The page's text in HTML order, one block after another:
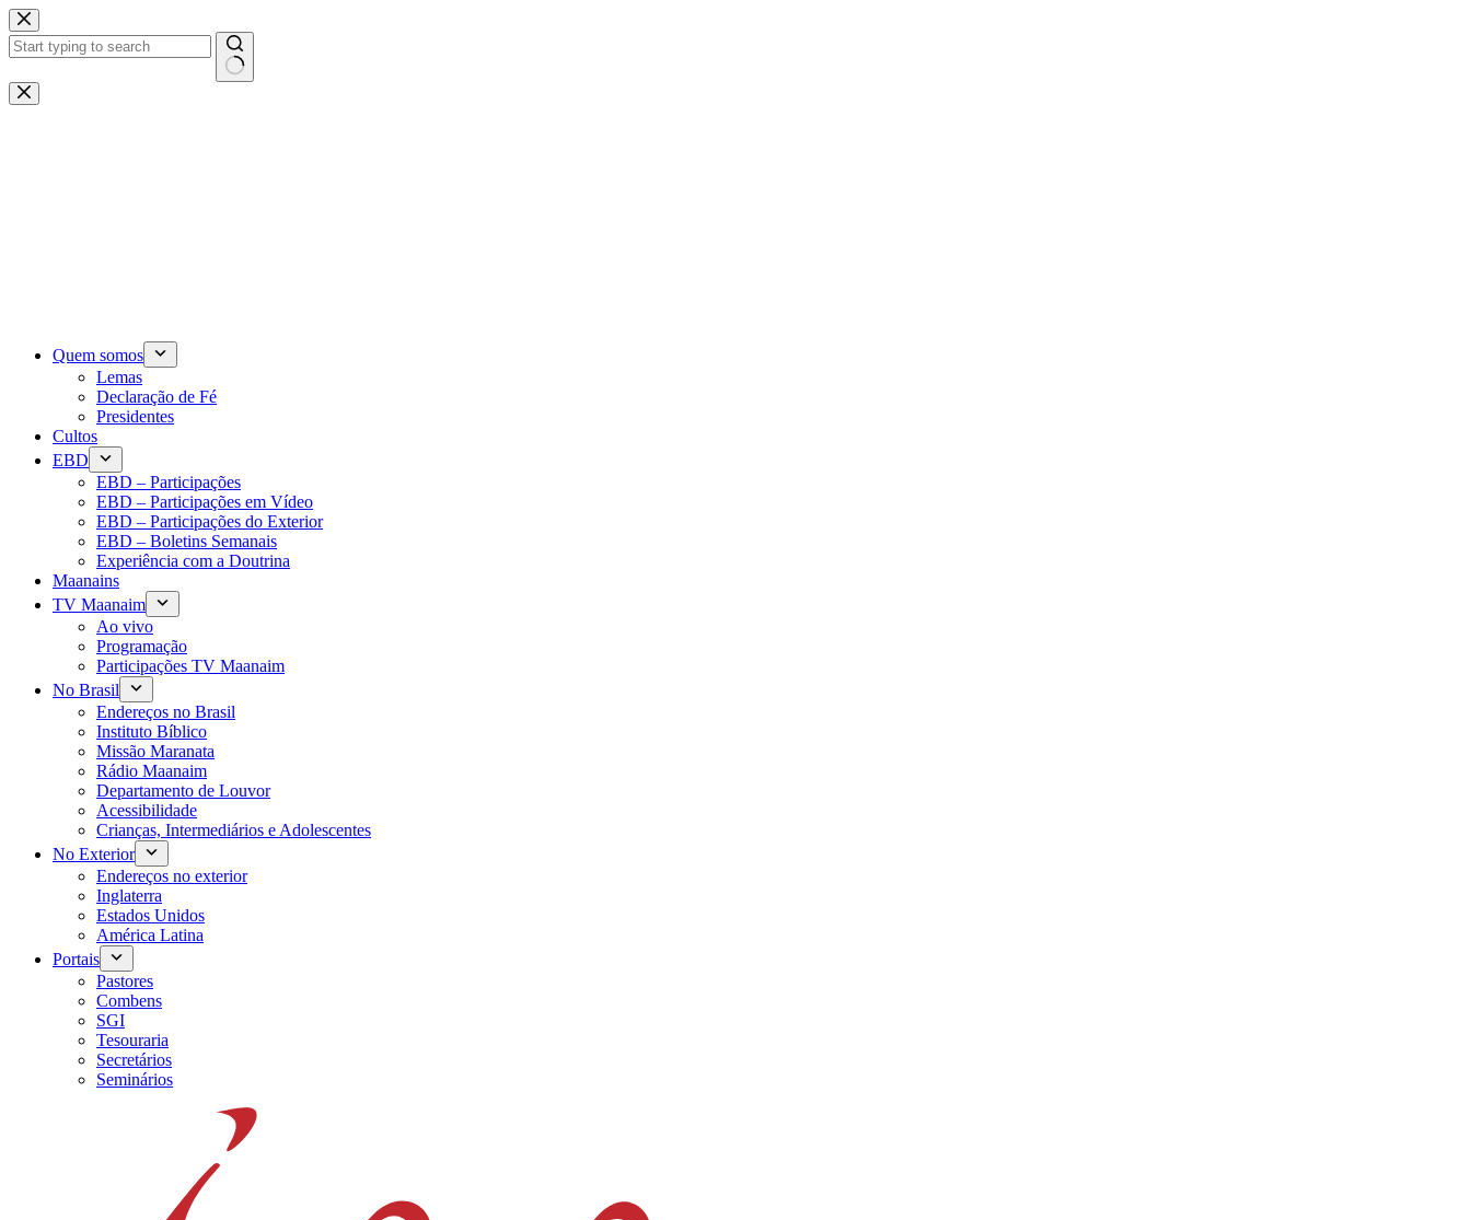
Pular
para
o
Sem
resultados
Quem somos
Lemas
Declaração de Fé
Presidentes
Cultos
EBD
EBD – Participações
EBD – Participações em Vídeo
EBD – Participações do Exterior
EBD – Boletins Semanais
Experiência com a Doutrina
Maanains
TV Maanaim
Ao vivo
Programação
Participações TV Maanaim
No Brasil
Endereços no Brasil
Instituto Bíblico
Missão Maranata
Rádio Maanaim
Departamento de Louvor
Acessibilidade
Crianças, Intermediários e Adolescentes
No Exterior
Endereços no exterior
Inglaterra
Estados Unidos
América Latina
Portais
Pastores
Combens
SGI
Tesouraria
Secretários
Seminários